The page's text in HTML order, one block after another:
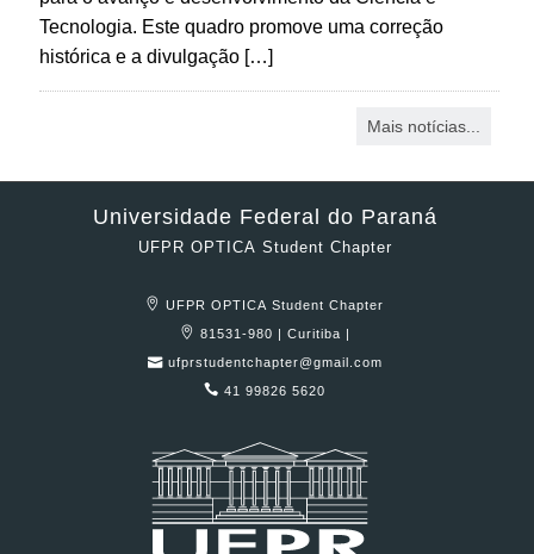
Tecnologia. Este quadro promove uma correção
histórica e a divulgação […]
Mais notícias...
Universidade Federal do Paraná
UFPR OPTICA Student Chapter
UFPR OPTICA Student Chapter
81531-980 | Curitiba |
ufprstudentchapter@gmail.com
41 99826 5620